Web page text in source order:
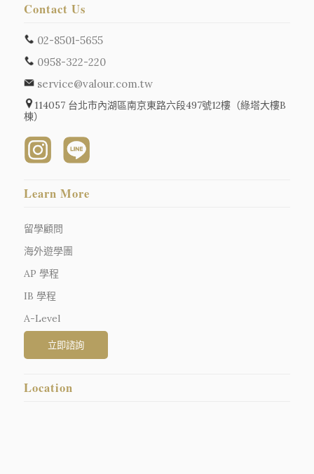
Contact Us
02-8501-5655
0958-322-220
service@valour.com.tw
114057 台北市內湖區南京東路六段497號12樓（綠塔大樓B
棟）
Learn More
留學顧問
海外遊學團
AP 學程
IB 學程
A-Level
Location